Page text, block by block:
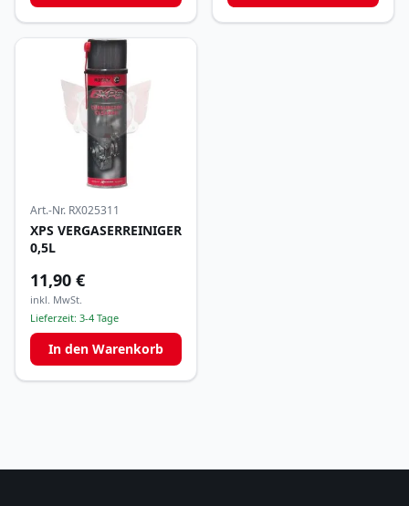
Art.-Nr. RX025311
XPS VERGASERREINIGER
0,5L
11,90 €
inkl. MwSt.
Lieferzeit: 3-4 Tage
In den Warenkorb